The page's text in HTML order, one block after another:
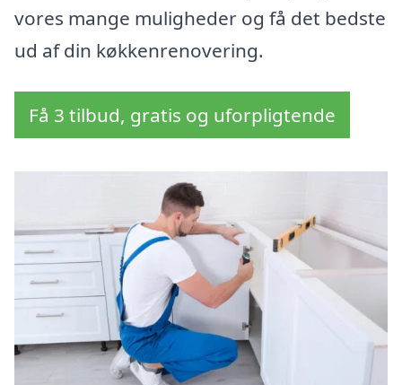
vores mange muligheder og få det bedste
ud af din køkkenrenovering.
Få 3 tilbud, gratis og uforpligtende